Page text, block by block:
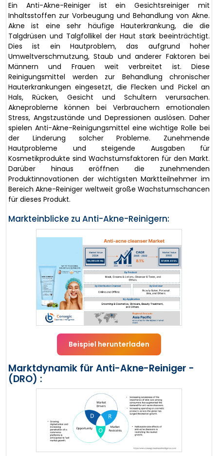
Ein Anti-Akne-Reiniger ist ein Gesichtsreiniger mit
Inhaltsstoffen zur Vorbeugung und Behandlung von Akne.
Akne ist eine sehr häufige Hauterkrankung, die die
Talgdrüsen und Talgfollikel der Haut stark beeinträchtigt.
Dies ist ein Hautproblem, das aufgrund hoher
Umweltverschmutzung, Staub und anderer Faktoren bei
Männern und Frauen weit verbreitet ist. Diese
Reinigungsmittel werden zur Behandlung chronischer
Hauterkrankungen eingesetzt, die Flecken und Pickel an
Hals, Rücken, Gesicht und Schultern verursachen.
Akneprobleme können bei Verbrauchern emotionalen
Stress, Angstzustände und Depressionen auslösen. Daher
spielen Anti-Akne-Reinigungsmittel eine wichtige Rolle bei
der Linderung solcher Probleme. Zunehmende
Hautprobleme und steigende Ausgaben für
Kosmetikprodukte sind Wachstumsfaktoren für den Markt.
Darüber hinaus eröffnen die zunehmenden
Produktinnovationen der wichtigsten Marktteilnehmer im
Bereich Akne-Reiniger weltweit große Wachstumschancen
für dieses Produkt.
Markteinblicke zu Anti-Akne-Reinigern:
Beispiel herunterladen
Marktdynamik für Anti-Akne-Reiniger -
(DRO) :